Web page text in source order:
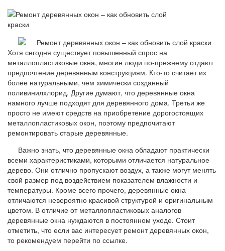
Хотя сегодня существует повышенный спрос на
металлопластиковые окна, многие люди по-прежнему отдают
предпочтение деревянным конструкциям. Кто-то считает их
более натуральными, чем химически созданный
поливинилхлорид. Другие думают, что деревянные окна
намного лучше подходят для деревянного дома. Третьи же
просто не имеют средств на приобретение дорогостоящих
металлопластиковых окон, поэтому предпочитают
ремонтировать старые деревянные.
Важно знать, что деревянные окна обладают практически
всеми характеристиками, которыми отличается натуральное
дерево. Они отлично пропускают воздух, а также могут менять
свой размер под воздействием показателем влажности и
температуры. Кроме всего прочего, деревянные окна
отличаются невероятно красивой структурой и оригинальным
цветом. В отличие от металлопластиковых аналогов
деревянные окна нуждаются в постоянном уходе. Стоит
отметить, что если вас интересует ремонт деревянных окон,
то рекомендуем перейти по ссылке.